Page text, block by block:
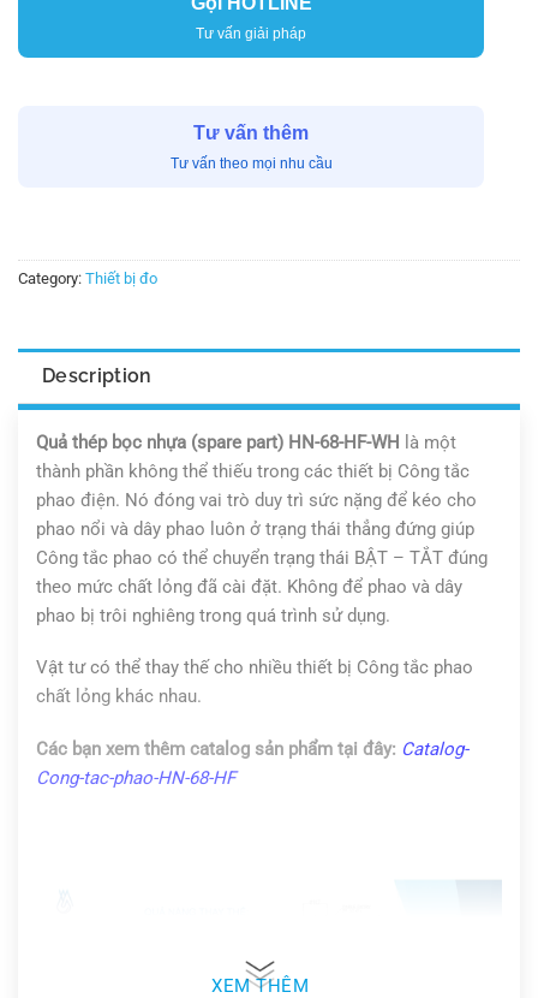
Tư vấn giải pháp
Tư vấn thêm
Tư vấn theo mọi nhu cầu
Category: Thiết bị đo
Description
Quả thép bọc nhựa (spare part) HN-68-HF-WH là một
thành phần không thể thiếu trong các thiết bị Công tắc
phao điện. Nó đóng vai trò duy trì sức nặng để kéo cho
phao nổi và dây phao luôn ở trạng thái thẳng đứng giúp
Công tắc phao có thể chuyển trạng thái BẬT – TẮT đúng
theo mức chất lỏng đã cài đặt. Không để phao và dây
phao bị trôi nghiêng trong quá trình sử dụng.
Vật tư có thể thay thế cho nhiều thiết bị Công tắc phao
chất lỏng khác nhau.
Các bạn xem thêm catalog sản phẩm tại đây: Catalog-
Cong-tac-phao-HN-68-HF
XEM THÊM